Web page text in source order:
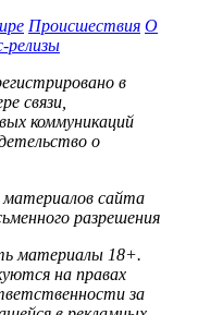
Происшествия О
релизы
в
связи,
коммуникаций
о
материалов сайта
разрешения
материалы 18+.
на правах
за